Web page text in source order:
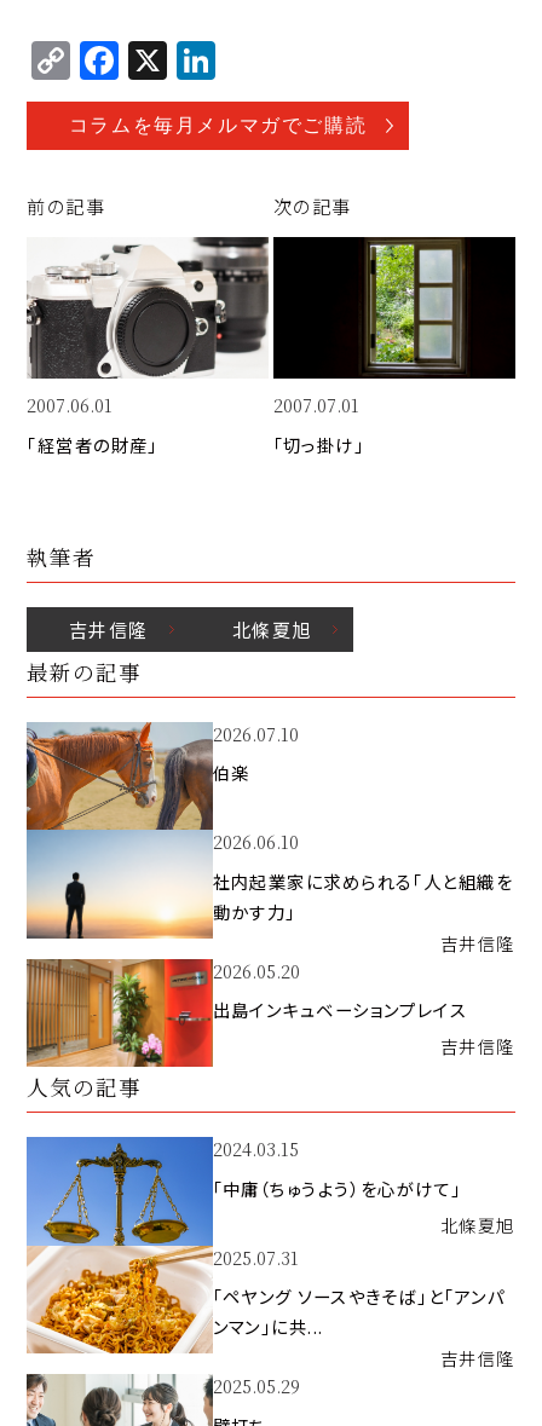
C
o
p
Li
n
k
F
a
c
o
o
k
X
n
k
I
n
コラムを毎月メルマガでご購読
前の記事
2007.06.01
「経営者の財産」
次の記事
2007.07.01
「切っ掛け」
執筆者
吉井信隆 北條夏旭
最新の記事
2026.07.10
伯楽
2026.06.10
社内起業家に求められる「人と組織を
動かす力」
吉井信隆
2026.05.20
出島インキュベーションプレイス
吉井信隆
人気の記事
2024.03.15
「中庸（ちゅうよう）を心がけて」
北條夏旭
2025.07.31
「ペヤング ソースやきそば」と「アンパ
ンマン」に共...
吉井信隆
2025.05.29